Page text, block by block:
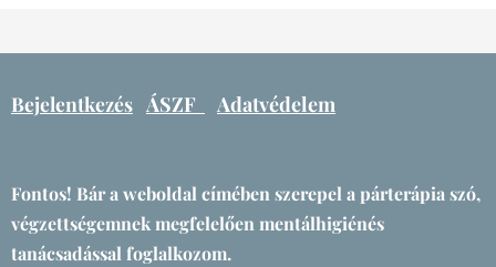
Bejelentkezés ÁSZF Adatvédelem
Fontos! Bár a weboldal címében szerepel a párterápia szó,
végzettségemnek megfelelően mentálhigiénés
tanácsadással foglalkozom.